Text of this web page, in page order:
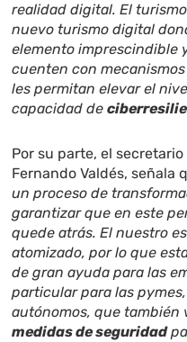
realidad digital. El
nuevo turismo digital
elemento imprescindible
cuenten con
les permitan elevar el
capacidad de
Por su parte, el
Fernando Valdés, señala
un proceso de
garantizar que en este
quede atrás. El nuestro
atomizado, por lo que
de gran ayuda para las
particular para las
autónomos, que también
medidas de seguridad